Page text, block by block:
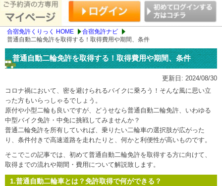
合宿免許くりっく HOME
合宿免許ナビ
普通自動二輪免許を取得する！取得費用や期間、条件
普通自動二輪免許を取得する！取得費用や期間、条件
更新日: 2024/08/30
コロナ禍において、密を避けられるバイクに乗ろう！そんな風に思い立
った方もいらっしゃるでしょう。
原付や小型二輪も良いですが、どうせなら普通自動二輪免許、いわゆる
中型バイク免許・中免に挑戦してみませんか？
普通二輪免許を所有していれば、乗りたい二輪車の選択肢が広がった
り、条件付きで高速道路を走れたりと、何かと利便性が高いものです。
そこでこの記事では、初めて普通自動二輪免許を取得する方に向けて、
取得までの流れや期間・費用について解説致します。
1.普通自動二輪車とは？免許取得で何ができる？